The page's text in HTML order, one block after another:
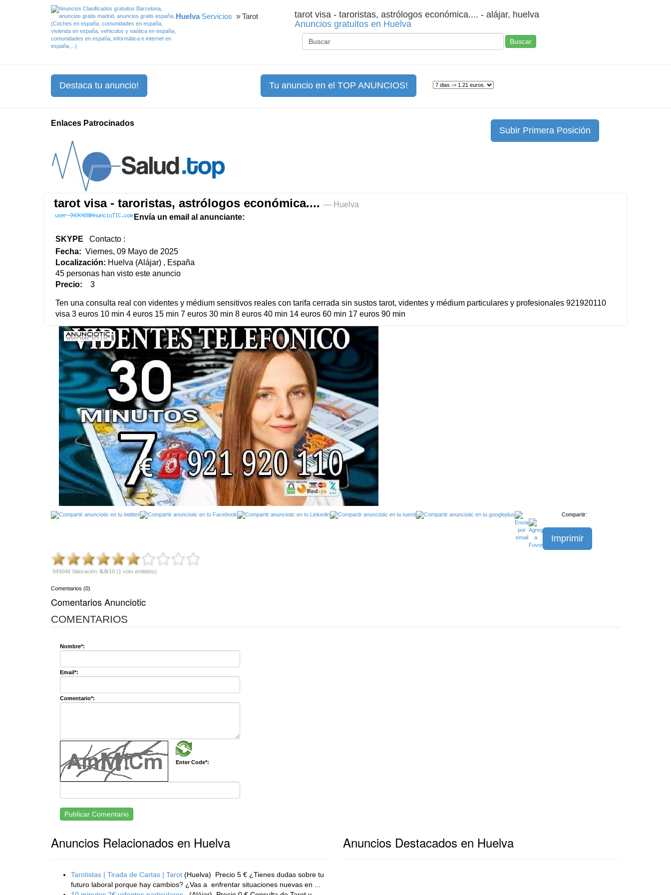
Huelva Servicios » Tarot
tarot visa - taroristas, astrólogos económica.... - alájar, huelva
Anuncios gratuitos en Huelva
Buscar
Destaca tu anuncio! Tu anuncio en el TOP ANUNCIOS!
Enlaces Patrocinados
Subir Primera Posición
tarot visa - taroristas, astrólogos económica.... — Huelva
Envía un email al anunciante:
SKYPE Contacto :
Fecha: Viernes, 09 Mayo de 2025
Localización: Huelva (Alájar) , España
45 personas han visto este anuncio
Precio: 3
Ten una consulta real con videntes y médium sensitivos reales con tarifa cerrada sin sustos tarot, videntes y médium particulares y profesionales 921920110
visa 3 euros 10 min 4 euros 15 min 7 euros 30 min 8 euros 40 min 14 euros 60 min 17 euros 90 min
Compartir:
Imprimir
949048 Valoración: 6.0/10 (1 voto emitidos)
Comentarios (0)
Comentarios Anunciotic
COMENTARIOS
Nombre*:
Email*:
Comentario*:
Enter Code*:
Publicar Comentario
Anuncios Relacionados en Huelva
Tarotistas | Tirada de Cartas | Tarot (Huelva)
Precio 5 € ¿Tienes dudas sobre tu
futuro laboral porque hay cambios? ¿Vas a enfrentar situaciones nuevas en ...
Anuncios Destacados en Huelva